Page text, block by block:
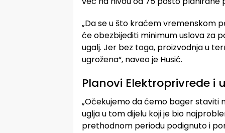
„Da se u što kraćem vremenskom
će obezbijediti minimum uslova za
ugalj. Jer bez toga, proizvodnja u
ugrožena“, naveo je Husić.
Planovi Elektroprivrede i
„Očekujemo da ćemo bager staviti
uglja u tom dijelu koji je bio
prethodnom periodu podignuto i